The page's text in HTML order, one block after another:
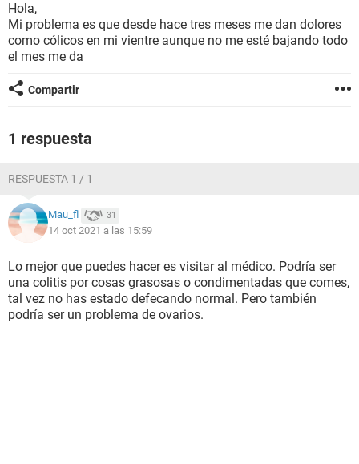
BIENESTAR
SEXUALIDAD
GLOSARIO
Hola,
Mi problema es que desde hace tres meses me dan dolores
como cólicos en mi vientre aunque no me esté bajando todo
el mes me da
Compartir
1 respuesta
RESPUESTA 1 / 1
Mau_fl 31
14 oct 2021 a las 15:59
Lo mejor que puedes hacer es visitar al médico. Podría ser
una colitis por cosas grasosas o condimentadas que comes,
tal vez no has estado defecando normal. Pero también
podría ser un problema de ovarios.